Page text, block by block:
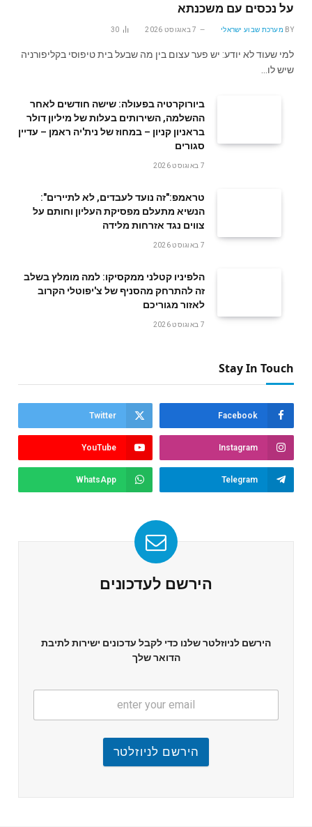
על נכסים עם משכנתא
BY מערכת שבוע ישראלי 7 באוגוסט 2026 30
למי שעוד לא יודע: יש פער עצום בין מה שבעל בית טיפוסי בקליפורניה
שיש לו…
ביורוקרטיה בפעולה: שישה חודשים לאחר
ההשלמה, השירותים בעלות של מיליון דולר
בראניון קניון – במחוז של נית'יה ראמן – עדיין
סגורים
7 באוגוסט 2026
טראמפ:"זה נועד לעבדים, לא לתיירים":
הנשיא מתעלם מפסיקת העליון וחותם על
צווים נגד אזרחות מלידה
7 באוגוסט 2026
הלפיניו קטלני ממקסיקו: למה מומלץ בשלב
זה להתרחק מהסניף של צ'יפוטלי הקרוב
לאזור מגוריכם
7 באוגוסט 2026
Stay In Touch
Facebook
Twitter
Instagram
YouTube
Telegram
WhatsApp
הירשם לעדכונים
הירשם לניוזלטר שלנו כדי לקבל עדכונים ישירות לתיבת
הדואר שלך
הירשם לניוזלטר